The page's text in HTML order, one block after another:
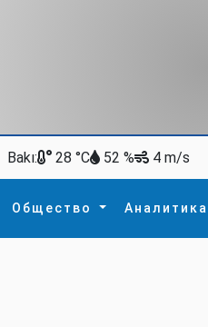
Bakı: 28 °C 52 % 4 m/s
Общество Аналитика